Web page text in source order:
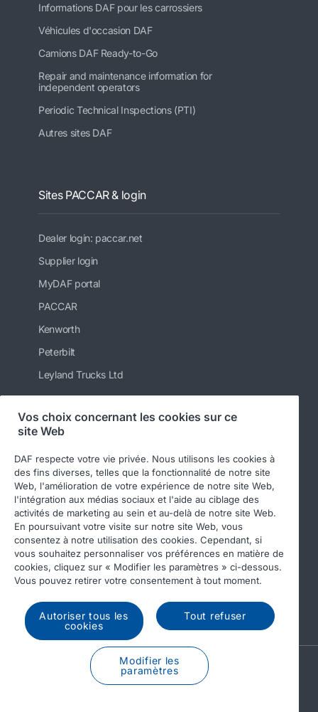
Informations DAF pour les carrossiers
Véhicules d'occasion DAF
Camions DAF Ready-to-Go
Repair and maintenance information for
independent operators
Periodic Technical Inspections (PTI)
Autres sites DAF
Sites PACCAR & login
Dealer login: paccar.net
Supplier login
MyDAF portal
PACCAR
Kenworth
Peterbilt
Leyland Trucks Ltd
Suivez-nous
© 2026 DAF Legal notice
Privacy statement
General conditions
DAF and cookies
Income Tax Report
A PACCAR COMPANY
DRIVEN BY QUALITY
Vos choix concernant les cookies sur ce
site Web
DAF respecte votre vie privée. Nous utilisons les cookies à
des fins diverses, telles que la fonctionnalité de notre site
Web, l'amélioration de votre expérience de notre site Web,
l'intégration aux médias sociaux et l'aide au ciblage des
activités de marketing au sein et au-delà de notre site Web.
En poursuivant votre visite sur notre site Web, vous
consentez à notre utilisation des cookies. Cependant, si
vous souhaitez personnaliser vos préférences en matière de
cookies, cliquez sur « Modifier les paramètres » ci-dessous.
Vous pouvez retirer votre consentement à tout moment.
Autoriser tous les
cookies
Tout refuser
Modifier les
paramètres